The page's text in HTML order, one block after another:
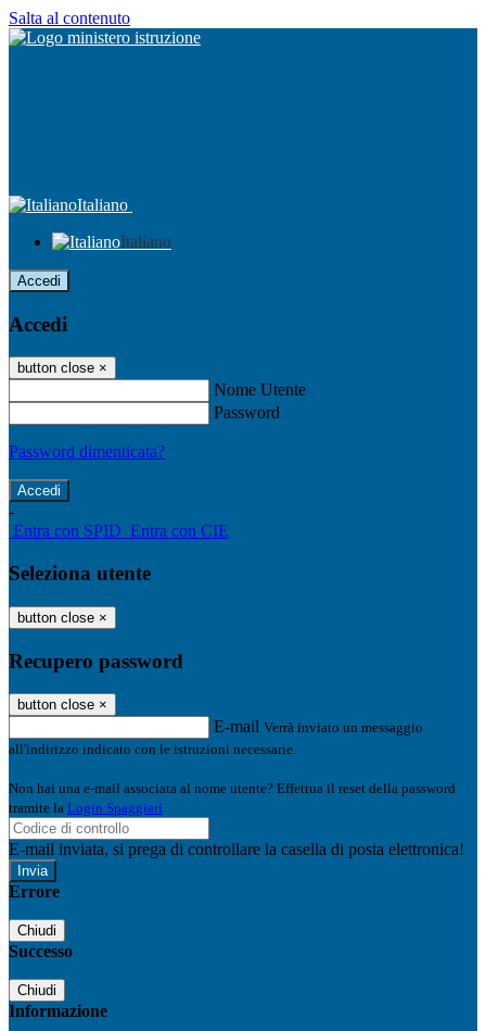
Salta al contenuto
Italiano
Italiano
Accedi
Accedi
button close ×
Nome Utente
Password
Password dimenticata?
-
Entra con SPID Entra con CIE
Seleziona utente
button close ×
Recupero password
button close ×
E-mail Verrà inviato un messaggio
all'indirizzo indicato con le istruzioni necessarie.
Non hai una e-mail associata al nome utente? Effettua il reset della password
tramite la Login Spaggiari
E-mail inviata, si prega di controllare la casella di posta elettronica!
Errore
Chiudi
Successo
Chiudi
Informazione